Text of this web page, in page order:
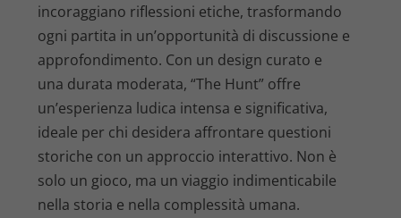
incoraggiano riflessioni etiche, trasformando
ogni partita in un’opportunità di discussione e
approfondimento. Con un design curato e
una durata moderata, “The Hunt” offre
un’esperienza ludica intensa e significativa,
ideale per chi desidera affrontare questioni
storiche con un approccio interattivo. Non è
solo un gioco, ma un viaggio indimenticabile
nella storia e nella complessità umana.